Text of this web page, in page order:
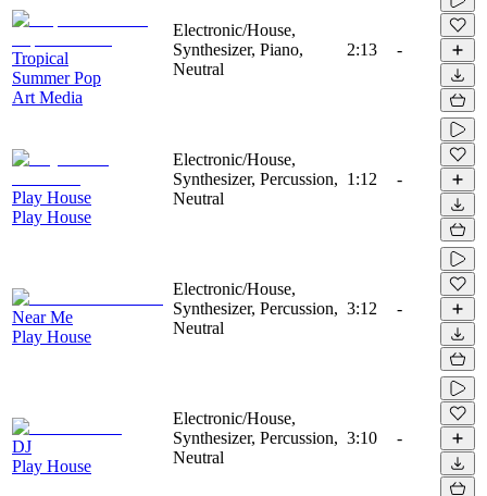
Tropical
Summer Pop
Art Media
Electronic/House,
Synthesizer, Piano,
Neutral
2:13 -
Play House
Play House
Electronic/House,
Synthesizer, Percussion,
Neutral
1:12 -
Near Me
Play House
Electronic/House,
Synthesizer, Percussion,
Neutral
3:12 -
DJ
Play House
Electronic/House,
Synthesizer, Percussion,
Neutral
3:10 -